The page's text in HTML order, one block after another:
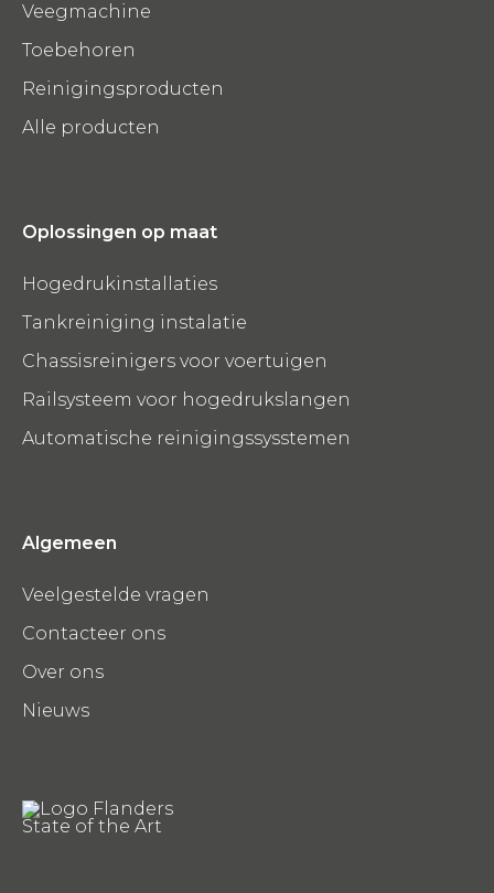
Veegmachine
Toebehoren
Reinigingsproducten
Alle producten
Oplossingen op maat
Hogedrukinstallaties
Tankreiniging instalatie
Chassisreinigers voor voertuigen
Railsysteem voor hogedrukslangen
Automatische reinigingssysstemen
Algemeen
Veelgestelde vragen
Contacteer ons
Over ons
Nieuws